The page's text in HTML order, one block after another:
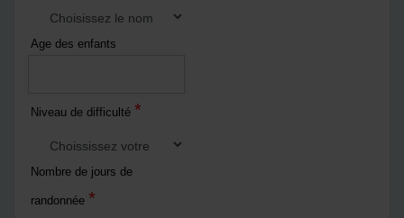
Age des enfants
Niveau de difficulté *
Nombre de jours de
randonnée *